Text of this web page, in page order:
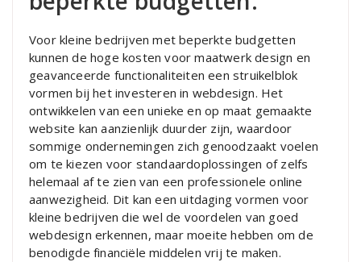
Voor kleine bedrijven met beperkte budgetten
kunnen de hoge kosten voor maatwerk design en
geavanceerde functionaliteiten een struikelblok
vormen bij het investeren in webdesign. Het
ontwikkelen van een unieke en op maat gemaakte
website kan aanzienlijk duurder zijn, waardoor
sommige ondernemingen zich genoodzaakt voelen
om te kiezen voor standaardoplossingen of zelfs
helemaal af te zien van een professionele online
aanwezigheid. Dit kan een uitdaging vormen voor
kleine bedrijven die wel de voordelen van goed
webdesign erkennen, maar moeite hebben om de
benodigde financiële middelen vrij te maken.